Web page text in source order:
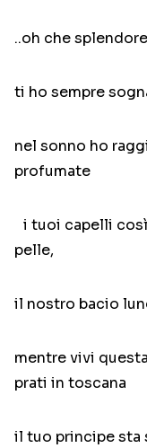
..oh che
ti ho sempre
nel sonno ho
profumate
i tuoi capelli
pelle,
il nostro bacio
mentre vivi
prati in toscana
il tuo principe sta